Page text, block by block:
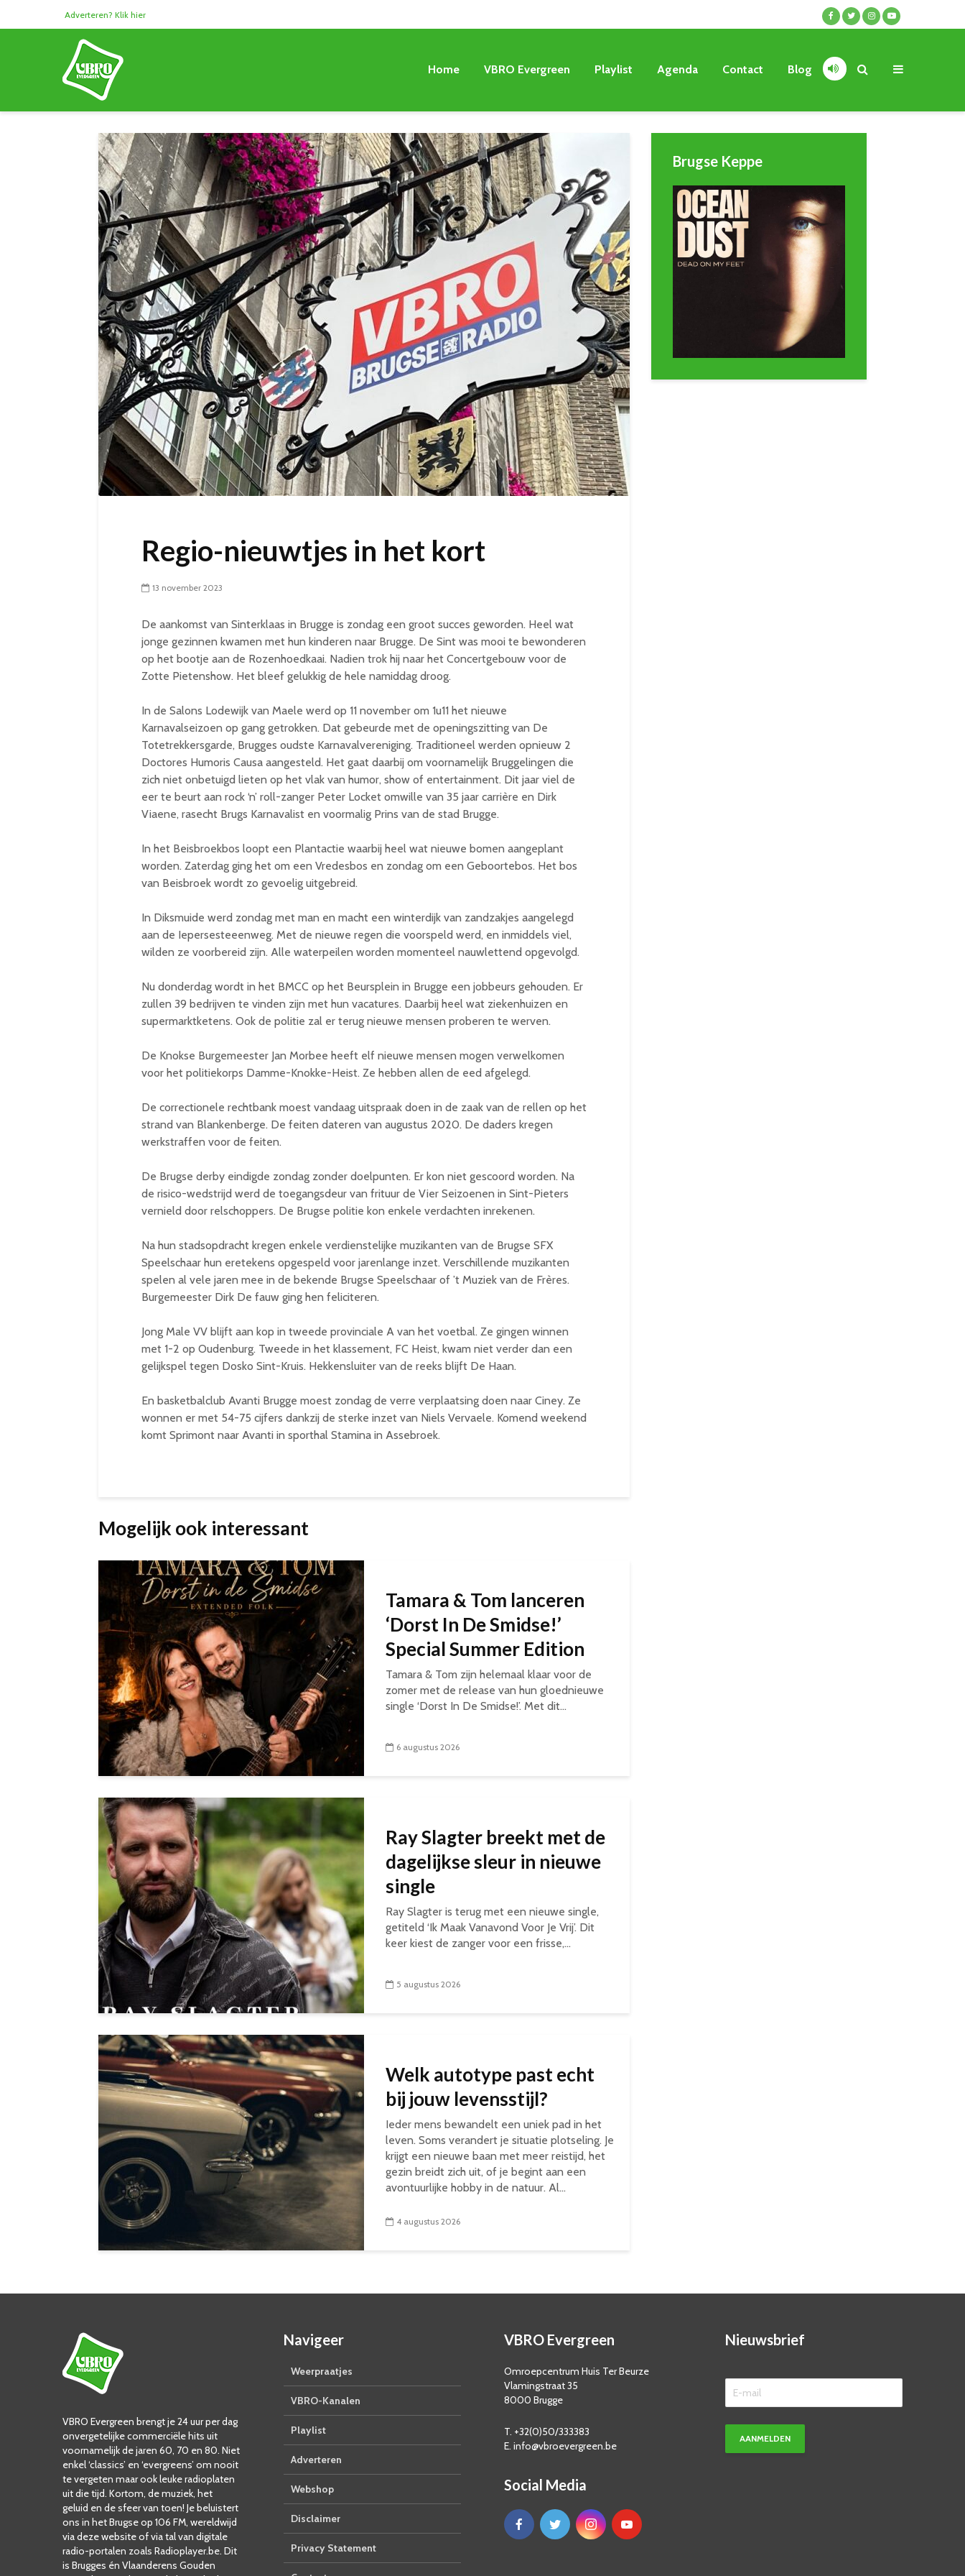
Adverteren? Klik hier
Home VBRO Evergreen Playlist Agenda Contact Blog
Regio-nieuwtjes in het kort
13 november 2023
De aankomst van Sinterklaas in Brugge is zondag een groot succes geworden. Heel wat
jonge gezinnen kwamen met hun kinderen naar Brugge. De Sint was mooi te bewonderen
op het bootje aan de Rozenhoedkaai. Nadien trok hij naar het Concertgebouw voor de
Zotte Pietenshow. Het bleef gelukkig de hele namiddag droog.
In de Salons Lodewijk van Maele werd op 11 november om 1u11 het nieuwe
Karnavalseizoen op gang getrokken. Dat gebeurde met de openingszitting van De
Totetrekkersgarde, Brugges oudste Karnavalvereniging. Traditioneel werden opnieuw 2
Doctores Humoris Causa aangesteld. Het gaat daarbij om voornamelijk Bruggelingen die
zich niet onbetuigd lieten op het vlak van humor, show of entertainment. Dit jaar viel de
eer te beurt aan rock ‘n’ roll-zanger Peter Locket omwille van 35 jaar carrière en Dirk
Viaene, rasecht Brugs Karnavalist en voormalig Prins van de stad Brugge.
In het Beisbroekbos loopt een Plantactie waarbij heel wat nieuwe bomen aangeplant
worden. Zaterdag ging het om een Vredesbos en zondag om een Geboortebos. Het bos
van Beisbroek wordt zo gevoelig uitgebreid.
In Diksmuide werd zondag met man en macht een winterdijk van zandzakjes aangelegd
aan de Iepersesteeenweg. Met de nieuwe regen die voorspeld werd, en inmiddels viel,
wilden ze voorbereid zijn. Alle waterpeilen worden momenteel nauwlettend opgevolgd.
Nu donderdag wordt in het BMCC op het Beursplein in Brugge een jobbeurs gehouden. Er
zullen 39 bedrijven te vinden zijn met hun vacatures. Daarbij heel wat ziekenhuizen en
supermarktketens. Ook de politie zal er terug nieuwe mensen proberen te werven.
De Knokse Burgemeester Jan Morbee heeft elf nieuwe mensen mogen verwelkomen
voor het politiekorps Damme-Knokke-Heist. Ze hebben allen de eed afgelegd.
De correctionele rechtbank moest vandaag uitspraak doen in de zaak van de rellen op het
strand van Blankenberge. De feiten dateren van augustus 2020. De daders kregen
werkstraffen voor de feiten.
De Brugse derby eindigde zondag zonder doelpunten. Er kon niet gescoord worden. Na
de risico-wedstrijd werd de toegangsdeur van frituur de Vier Seizoenen in Sint-Pieters
vernield door relschoppers. De Brugse politie kon enkele verdachten inrekenen.
Na hun stadsopdracht kregen enkele verdienstelijke muzikanten van de Brugse SFX
Speelschaar hun eretekens opgespeld voor jarenlange inzet. Verschillende muzikanten
spelen al vele jaren mee in de bekende Brugse Speelschaar of ’t Muziek van de Frères.
Burgemeester Dirk De fauw ging hen feliciteren.
Jong Male VV blijft aan kop in tweede provinciale A van het voetbal. Ze gingen winnen
met 1-2 op Oudenburg. Tweede in het klassement, FC Heist, kwam niet verder dan een
gelijkspel tegen Dosko Sint-Kruis. Hekkensluiter van de reeks blijft De Haan.
En basketbalclub Avanti Brugge moest zondag de verre verplaatsing doen naar Ciney. Ze
wonnen er met 54-75 cijfers dankzij de sterke inzet van Niels Vervaele. Komend weekend
komt Sprimont naar Avanti in sporthal Stamina in Assebroek.
Mogelijk ook interessant
Tamara & Tom lanceren
‘Dorst In De Smidse!’
Special Summer Edition
Tamara & Tom zijn helemaal klaar voor de
zomer met de release van hun gloednieuwe
single ‘Dorst In De Smidse!’. Met dit...
6 augustus 2026
Ray Slagter breekt met de
dagelijkse sleur in nieuwe
single
Ray Slagter is terug met een nieuwe single,
getiteld ‘Ik Maak Vanavond Voor Je Vrij’. Dit
keer kiest de zanger voor een frisse,...
5 augustus 2026
Welk autotype past echt
bij jouw levensstijl?
Ieder mens bewandelt een uniek pad in het
leven. Soms verandert je situatie plotseling. Je
krijgt een nieuwe baan met meer reistijd, het
gezin breidt zich uit, of je begint aan een
avontuurlijke hobby in de natuur. Al...
4 augustus 2026
Brugse Keppe
VBRO Evergreen brengt je 24 uur per dag
onvergetelijke commerciële hits uit
voornamelijk de jaren 60, 70 en 80. Niet
enkel ‘classics’ en ‘evergreens’ om nooit
te vergeten maar ook leuke radioplaten
uit die tijd. Kortom, de muziek, het
geluid en de sfeer van toen! Je beluistert
ons in het Brugse op 106 FM, wereldwijd
via deze website of via tal van digitale
radio-portalen zoals Radioplayer.be. Dit
is Brugges én Vlaanderens Gouden
Navigeer
Weerpraatjes
VBRO-Kanalen
Playlist
Adverteren
Webshop
Disclaimer
Privacy Statement
VBRO Evergreen
Omroepcentrum Huis Ter Beurze
Vlamingstraat 35
8000 Brugge
T. +32(0)50/333383
E. info@vbroevergreen.be
Social Media
Nieuwsbrief